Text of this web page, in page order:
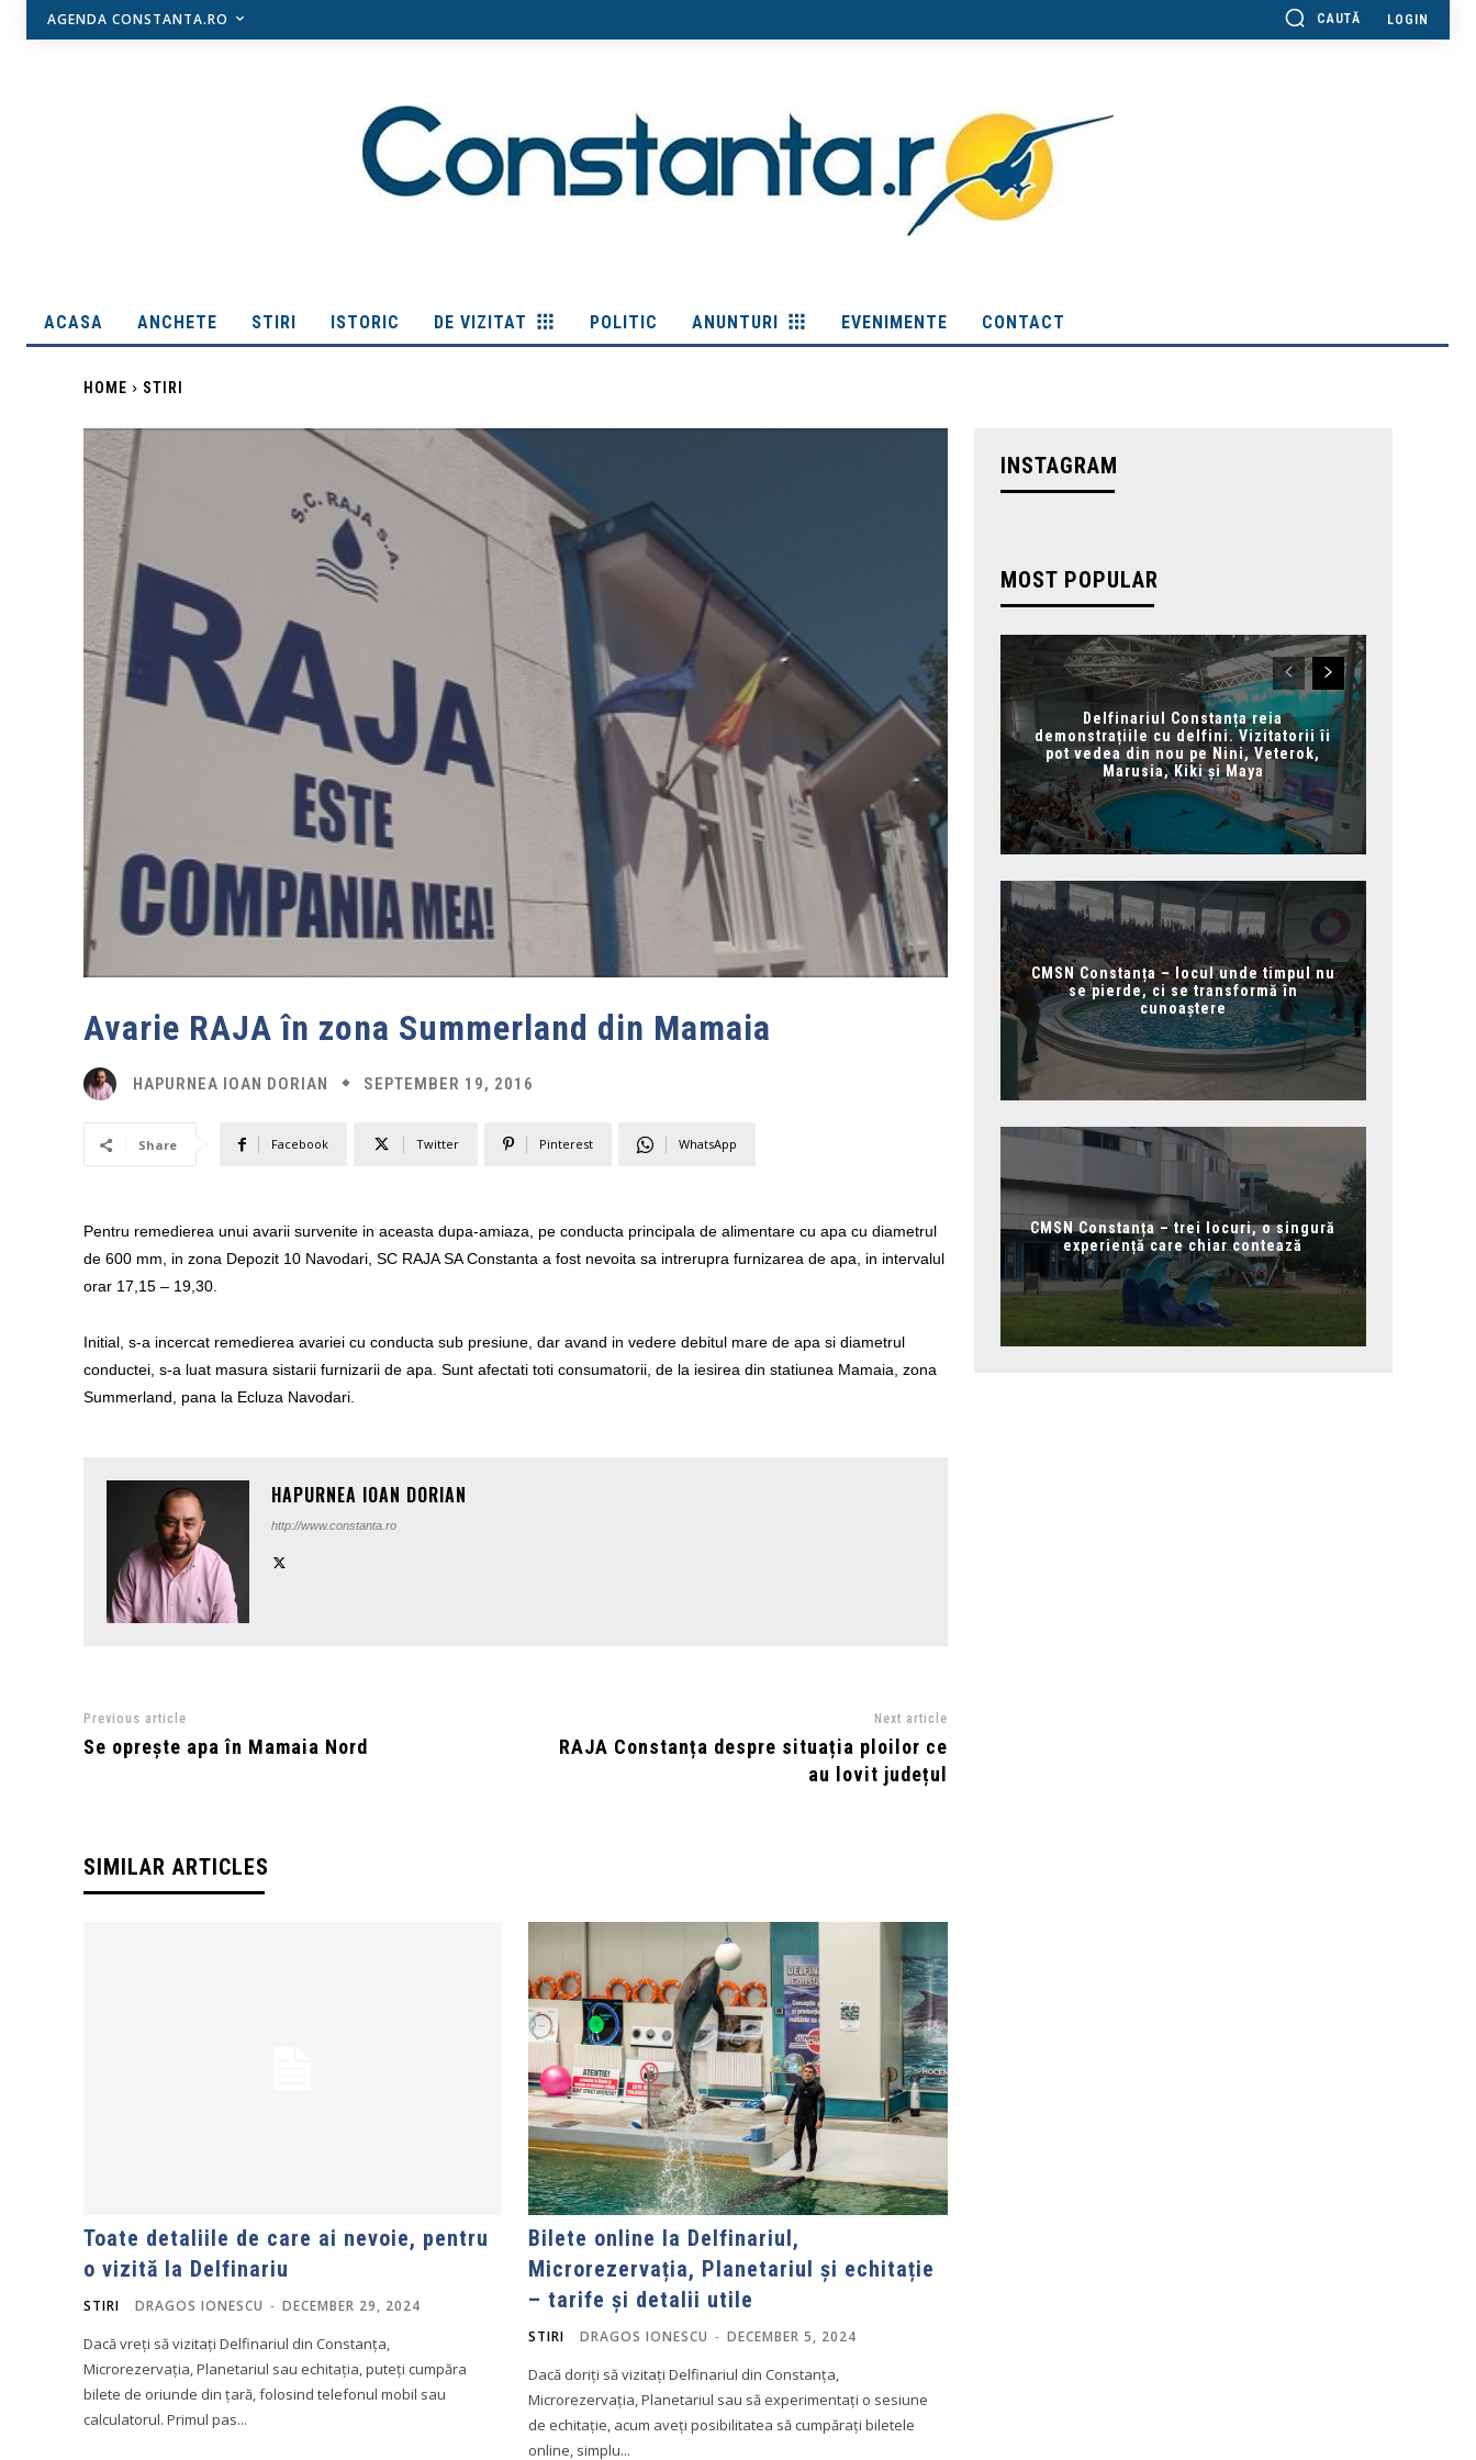
AGENDA CONSTANTA.RO CAUTĂ LOGIN
ACASA ANCHETE STIRI ISTORIC DE VIZITAT POLITIC ANUNTURI EVENIMENTE CONTACT
HOME STIRI
Avarie RAJA în zona Summerland din Mamaia
HAPURNEA IOAN DORIAN SEPTEMBER 19, 2016
Share Facebook Twitter Pinterest WhatsApp
Pentru remedierea unui avarii survenite in aceasta dupa-amiaza, pe conducta principala de alimentare cu apa cu diametrul
de 600 mm, in zona Depozit 10 Navodari, SC RAJA SA Constanta a fost nevoita sa intrerupra furnizarea de apa, in intervalul
orar 17,15 – 19,30.
Initial, s-a incercat remedierea avariei cu conducta sub presiune, dar avand in vedere debitul mare de apa si diametrul
conductei, s-a luat masura sistarii furnizarii de apa. Sunt afectati toti consumatorii, de la iesirea din statiunea Mamaia, zona
Summerland, pana la Ecluza Navodari.
HAPURNEA IOAN DORIAN
http://www.constanta.ro
Previous article
Se oprește apa în Mamaia Nord
Next article
RAJA Constanța despre situația ploilor ce
au lovit județul
SIMILAR ARTICLES
Toate detaliile de care ai nevoie, pentru
o vizită la Delfinariu
STIRI DRAGOS IONESCU - DECEMBER 29, 2024
Dacă vreți să vizitați Delfinariul din Constanța,
Microrezervația, Planetariul sau echitația, puteți cumpăra
bilete de oriunde din țară, folosind telefonul mobil sau
calculatorul. Primul pas...
Bilete online la Delfinariul,
Microrezervația, Planetariul și echitație
– tarife și detalii utile
STIRI DRAGOS IONESCU - DECEMBER 5, 2024
Dacă doriți să vizitați Delfinariul din Constanța,
Microrezervația, Planetariul sau să experimentați o sesiune
de echitație, acum aveți posibilitatea să cumpărați biletele
online, simplu...
INSTAGRAM
MOST POPULAR
Delfinariul Constanța reia
demonstrațiile cu delfini. Vizitatorii îi
pot vedea din nou pe Nini, Veterok,
Marusia, Kiki și Maya
CMSN Constanța – locul unde timpul nu
se pierde, ci se transformă în
cunoaștere
CMSN Constanța – trei locuri, o singură
experiență care chiar contează